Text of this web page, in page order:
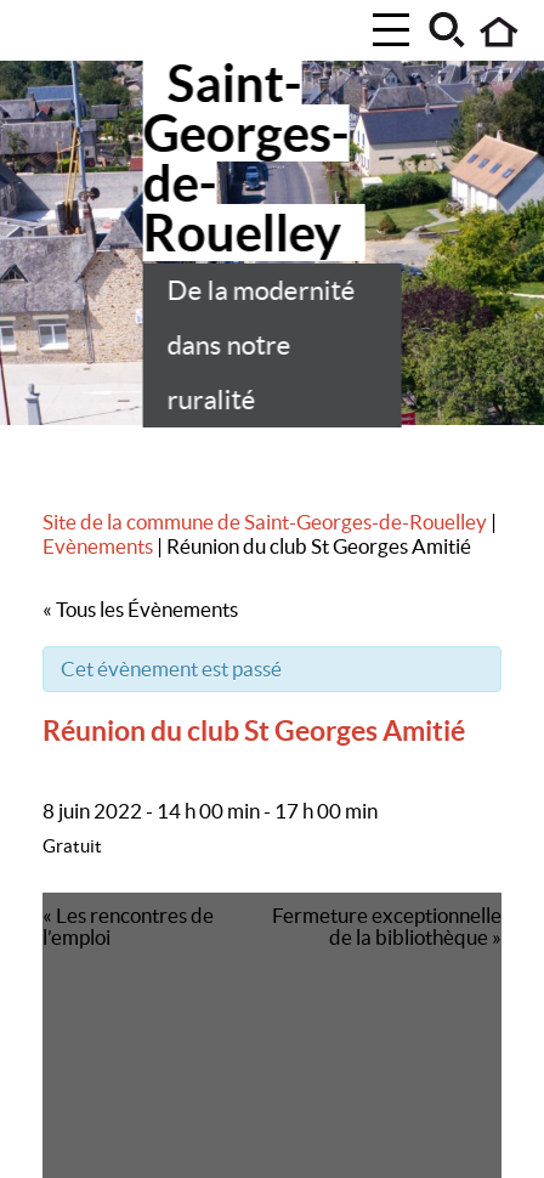
Saint-
Georges-
de-
Rouelley
De la modernité
dans notre
ruralité
Site de la commune de Saint-Georges-de-Rouelley
Evènements
Réunion du club St Georges Amitié
« Tous les Évènements
Cet évènement est passé
Réunion du club St Georges Amitié
8 juin 2022 - 14 h 00 min- 17 h 00 min
Gratuit
Navigation
évènement
« Les rencontres de
l’emploi
Fermeture exceptionnelle
de la bibliothèque »